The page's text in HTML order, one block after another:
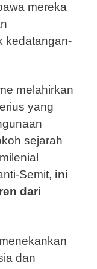
mereka
kedatangan-
melahirkan
yang
sejarah
Semit, ini
dari
dan